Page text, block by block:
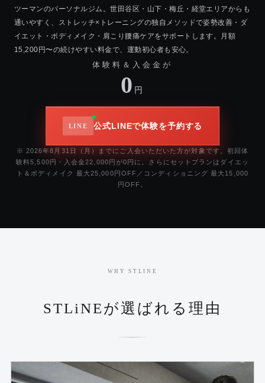
ツーマンのパーソナルジム。世田谷区・山下・梅丘・経堂エリアからも
通いやすく、ストレッチ×トレーニングの独自メソッドで姿勢改善・ダ
イエット・ボディメイク・肩こり腰痛ケアをサポートします。月額
15,200円〜の続けやすい料金で、運動初心者も安心。
体験料＆入会金が
0 円
公式LINEで体験を予約する
※ 2026年8月31日（月）までにご入会いただいた方が対象です。初回体
験料5,500円・入会金22,000円が0円に。さらにセットプランはダイエッ
ト＆ボディメイク 最大25,000円OFF／コンディショニング 最大15,000
円OFF。
WHY STLINE
STLiNEが選ばれる理由